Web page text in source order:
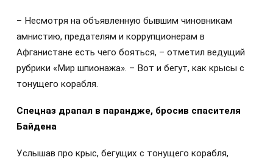
– Несмотря на объявленную бывшим чиновникам
амнистию, предателям и коррупционерам в
Афганистане есть чего бояться, – отметил ведущий
рубрики «Мир шпионажа». – Вот и бегут, как крысы с
тонущего корабля.
Спецназ драпал в парандже, бросив спасителя
Байдена
Услышав про крыс, бегущих с тонущего корабля,